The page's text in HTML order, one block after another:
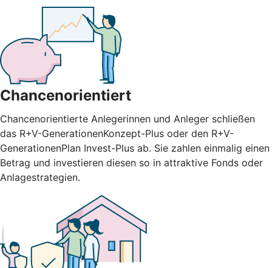
Chancenorientiert
Chancenorientierte Anlegerinnen und Anleger schließen
das R+V-GenerationenKonzept-Plus oder den R+V-
GenerationenPlan Invest-Plus ab. Sie zahlen einmalig einen
Betrag und investieren diesen so in attraktive Fonds oder
Anlagestrategien.